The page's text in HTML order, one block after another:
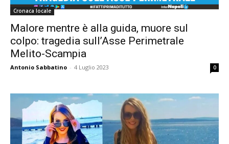
Cronaca locale
Malore mentre è alla guida, muore sul
colpo: tragedia sull’Asse Perimetrale
Melito-Scampia
Antonio Sabbatino - 4 Luglio 2023 0